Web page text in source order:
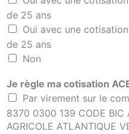
de 25 ans
Oui avec une
de 25 ans
Non
Je règle ma cotisation
Par virement sur le
8370 0300 139 CODE BIC
AGRICOLE ATLANTIQUE